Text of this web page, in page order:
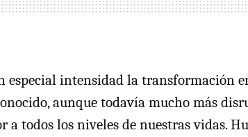
especial intensidad la transformación
aunque todavía mucho más
todos los niveles de nuestras vidas.